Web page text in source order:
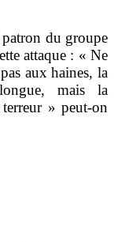
du groupe
attaque : « Ne
aux haines, la
mais la
» peut-on